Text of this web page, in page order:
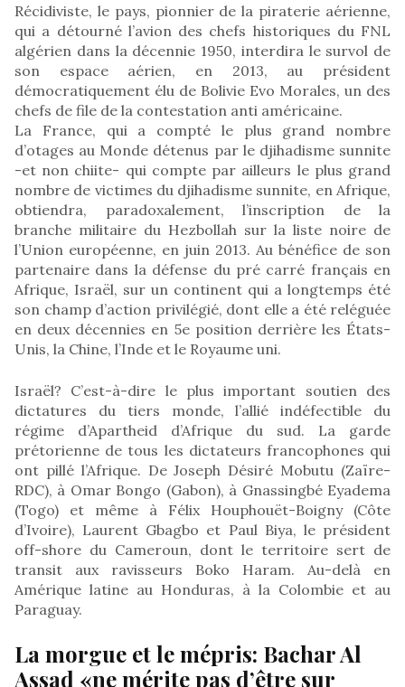
Récidiviste, le pays, pionnier de la piraterie aérienne,
qui a détourné l’avion des chefs historiques du FNL
algérien dans la décennie 1950, interdira le survol de
son espace aérien, en 2013, au président
démocratiquement élu de Bolivie Evo Morales, un des
chefs de file de la contestation anti américaine.
La France, qui a compté le plus grand nombre
d’otages au Monde détenus par le djihadisme sunnite
-et non chiite- qui compte par ailleurs le plus grand
nombre de victimes du djihadisme sunnite, en Afrique,
obtiendra, paradoxalement, l’inscription de la
branche militaire du Hezbollah sur la liste noire de
l’Union européenne, en juin 2013. Au bénéfice de son
partenaire dans la défense du pré carré français en
Afrique, Israël, sur un continent qui a longtemps été
son champ d’action privilégié, dont elle a été reléguée
en deux décennies en 5e position derrière les États-
Unis, la Chine, l’Inde et le Royaume uni.
Israël? C’est-à-dire le plus important soutien des
dictatures du tiers monde, l’allié indéfectible du
régime d’Apartheid d’Afrique du sud. La garde
prétorienne de tous les dictateurs francophones qui
ont pillé l’Afrique. De Joseph Désiré Mobutu (Zaïre-
RDC), à Omar Bongo (Gabon), à Gnassingbé Eyadema
(Togo) et même à Félix Houphouët-Boigny (Côte
d’Ivoire), Laurent Gbagbo et Paul Biya, le président
off-shore du Cameroun, dont le territoire sert de
transit aux ravisseurs Boko Haram. Au-delà en
Amérique latine au Honduras, à la Colombie et au
Paraguay.
La morgue et le mépris: Bachar Al
Assad «ne mérite pas d’être sur